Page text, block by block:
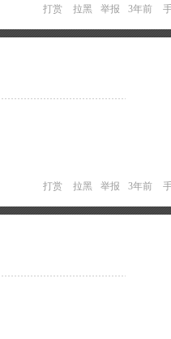
打赏 拉黑 举报 3年前
打赏 拉黑 举报 3年前